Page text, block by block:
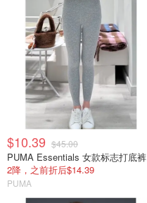
$10.39 $45.00
PUMA Essentials 女款标志打底裤
2降，之前折后$14.39
PUMA